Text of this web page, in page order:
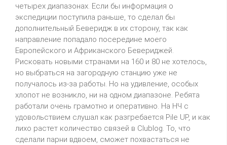
четырех диапазонах. Если бы информация о
экспедиции поступила раньше, то сделал бы
дополнительный Беверидж в их сторону, так как
направление попадало посередине моего
Европейского и Африканского Бевериджей.
Рисковать новыми странами на 160 и 80 не хотелось,
но выбраться на загородную станцию уже не
получалось из-за работы. Но на удивление, особых
хлопот не возникло, ни на одном диапазоне. Ребята
работали очень грамотно и оперативно. На НЧ с
удовольствием слушал как разгребается Pile UP, и как
лихо растет количество связей в Clublog. То, что
сделали парни вдвоем, сможет похвастаться не